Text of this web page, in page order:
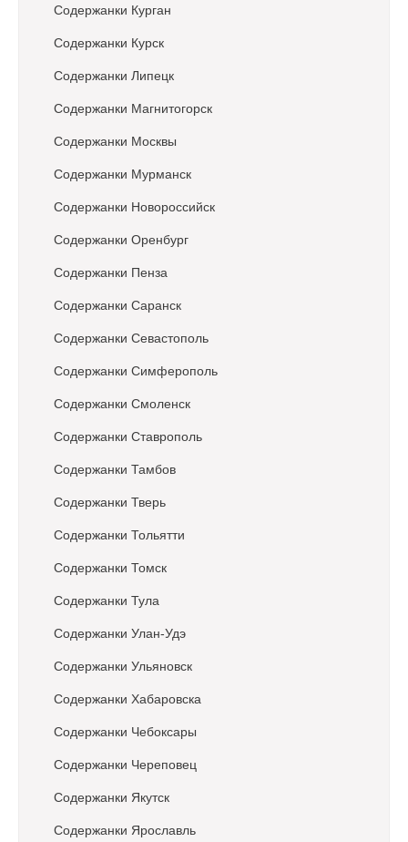
Содержанки Курган
Содержанки Курск
Содержанки Липецк
Содержанки Магнитогорск
Содержанки Москвы
Содержанки Мурманск
Содержанки Новороссийск
Содержанки Оренбург
Содержанки Пенза
Содержанки Саранск
Содержанки Севастополь
Содержанки Симферополь
Содержанки Смоленск
Содержанки Ставрополь
Содержанки Тамбов
Содержанки Тверь
Содержанки Тольятти
Содержанки Томск
Содержанки Тула
Содержанки Улан-Удэ
Содержанки Ульяновск
Содержанки Хабаровска
Содержанки Чебоксары
Содержанки Череповец
Содержанки Якутск
Содержанки Ярославль